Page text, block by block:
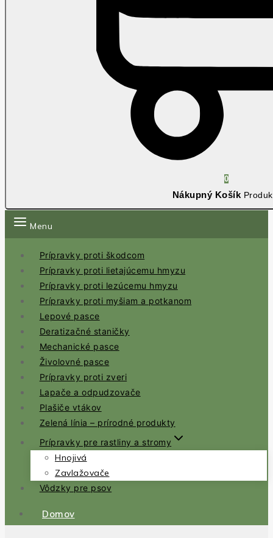
0
Nákupný Košík
Menu
Prípravky proti škodcom
Prípravky proti lietajúcemu hmyzu
Prípravky proti lezúcemu hmyzu
Prípravky proti myšiam a potkanom
Lepové pasce
Deratizačné staničky
Mechanické pasce
Živolovné pasce
Prípravky proti zveri
Lapače a odpudzovače
Plašiče vtákov
Zelená línia – prírodné produkty
Prípravky pre rastliny a stromy
Hnojivá
Zavlažovače
Vôdzky pre psov
Domov